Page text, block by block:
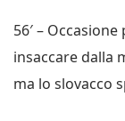
56′ –
insaccare dalla
ma lo slovacco